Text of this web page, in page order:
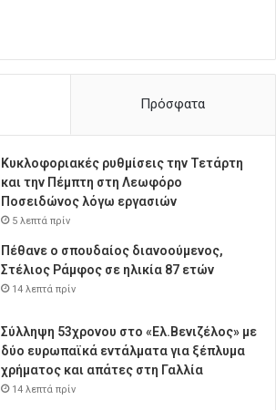
Πρόσφατα
Κυκλοφοριακές ρυθμίσεις την Τετάρτη
και την Πέμπτη στη Λεωφόρο
Ποσειδώνος λόγω εργασιών
5 λεπτά πρίν
Πέθανε ο σπουδαίος διανοούμενος,
Στέλιος Ράμφος σε ηλικία 87 ετών
14 λεπτά πρίν
Σύλληψη 53χρονου στο «Ελ.Βενιζέλος» με
δύο ευρωπαϊκά εντάλματα για ξέπλυμα
χρήματος και απάτες στη Γαλλία
14 λεπτά πρίν